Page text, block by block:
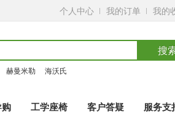
个人中心 我的订单 我的
搜
赫曼米勒 海沃氏
工学座椅 客户答疑 服务支